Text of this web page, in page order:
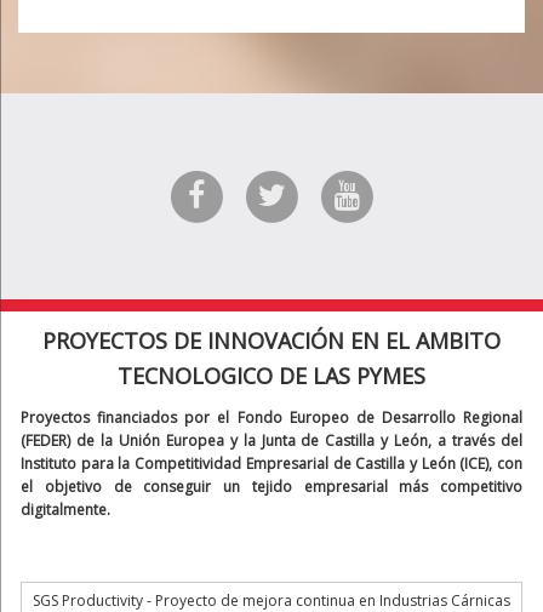
PROYECTOS DE INNOVACIÓN EN EL AMBITO
TECNOLOGICO DE LAS PYMES
Proyectos financiados por el Fondo Europeo de Desarrollo Regional
(FEDER) de la Unión Europea y la Junta de Castilla y León, a través del
Instituto para la Competitividad Empresarial de Castilla y León (ICE), con
el objetivo de conseguir un tejido empresarial más competitivo
digitalmente.
SGS Productivity - Proyecto de mejora continua en Industrias Cárnicas